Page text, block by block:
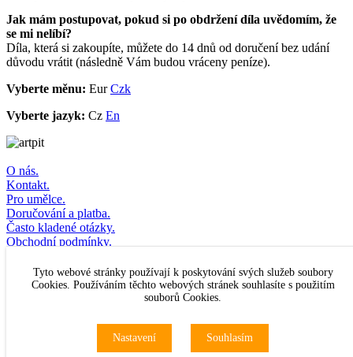
Jak mám postupovat, pokud si po obdržení díla uvědomím, že
se mi nelíbí?
Díla, která si zakoupíte, můžete do 14 dnů od doručení bez udání
důvodu vrátit (následně Vám budou vráceny peníze).
Vyberte měnu: Eur Czk
Vyberte jazyk: Cz En
O nás.
Kontakt.
Pro umělce.
Doručování a platba.
Často kladené otázky.
Obchodní podmínky.
Přihlašte se k odběru newsletteru
,fotografie,sklo šperkyamóda.
Tyto webové stránky používají k poskytování svých služeb soubory
Cookies. Používáním těchto webových stránek souhlasíte s použitím
souborů Cookies.
Nastavení Souhlasím